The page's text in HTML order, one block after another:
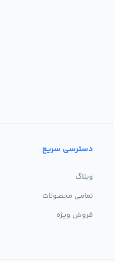
دسترسی سریع
وبلاگ
تمامی محصولات
فروش ویژه